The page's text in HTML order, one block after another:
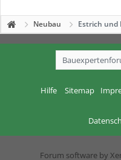
Neubau Estrich und
Hilfe Sitemap
Forum software by